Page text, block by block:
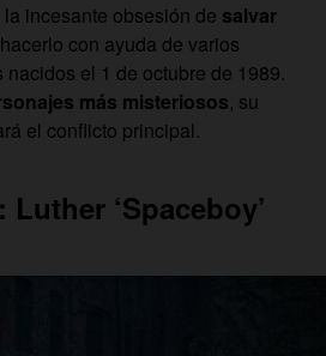
incesante obsesión de salvar
con ayuda de varios
el 1 de octubre de 1989.
más misteriosos, su
el conflicto principal.
‘Spaceboy’